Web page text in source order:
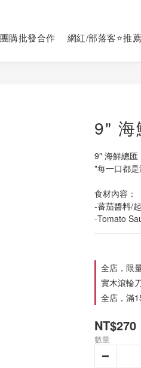
團購批發合作 網紅/部落客⭐推薦
9"
9" 海鮮總匯
"每一口都
食材內容：
-蕃茄醬料/
-Tomato
全店，限
實木滾輪
全店，滿
NT$270
數量